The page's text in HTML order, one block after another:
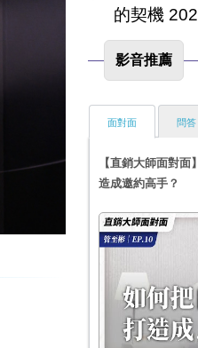
的契
影音推薦
面對面
【直銷大師面對
造成邀約高手？
問答